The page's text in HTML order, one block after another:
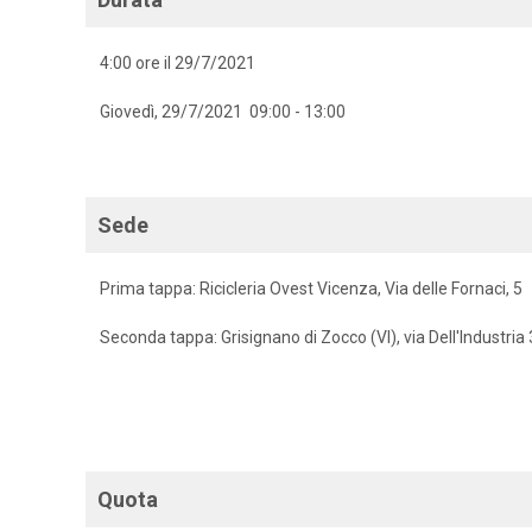
4:00 ore il 29/7/2021
Giovedì, 29/7/2021 09:00 - 13:00
Sede
Prima tappa: Ricicleria Ovest Vicenza, Via delle Fornaci, 5
Seconda tappa: Grisignano di Zocco (VI), via Dell'Industria
Quota